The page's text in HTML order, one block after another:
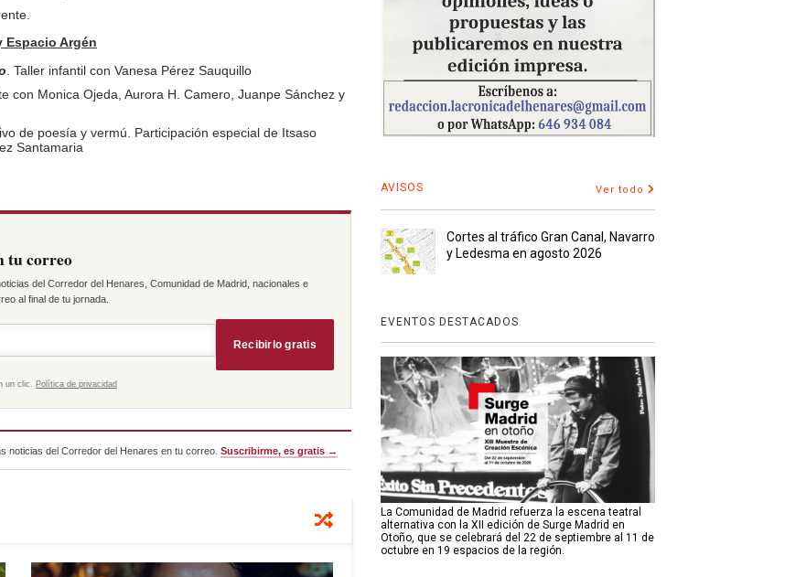
Espacio Argén
. Taller infantil con Vanesa Pérez Sauquillo
con Monica Ojeda, Aurora H. Camero, Juanpe Sánchez y
de poesía y vermú. Participación especial de Itsaso
Santamaria
tu correo
del Corredor del Henares, Comunidad de Madrid, nacionales e
al final de tu jornada.
Recibirlo gratis
un clic. Política de privacidad
noticias del Corredor del Henares en tu correo. Suscribirme, es gratis →
AVISOS Ver todo
Cortes al tráfico Gran Canal, Navarro
y Ledesma en agosto 2026
EVENTOS DESTACADOS
La Comunidad de Madrid refuerza la escena teatral
alternativa con la XII edición de Surge Madrid en
Otoño, que se celebrará del 22 de septiembre al 11 de
octubre en 19 espacios de la región.